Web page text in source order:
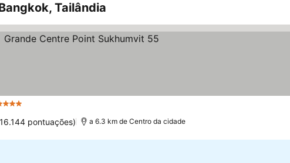
Tailândia
pontuações) a 6.3 km de Centro da cidade